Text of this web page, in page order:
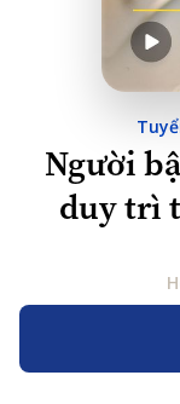
Người
duy trì